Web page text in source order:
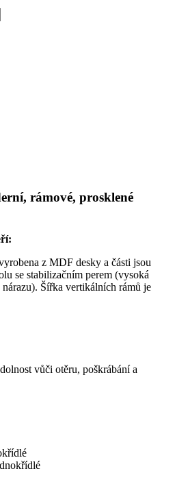
rámové, prosklené
z MDF desky a části jsou
se stabilizačním perem (vysoká
Šířka vertikálních rámů je
vůči otěru, poškrábání a